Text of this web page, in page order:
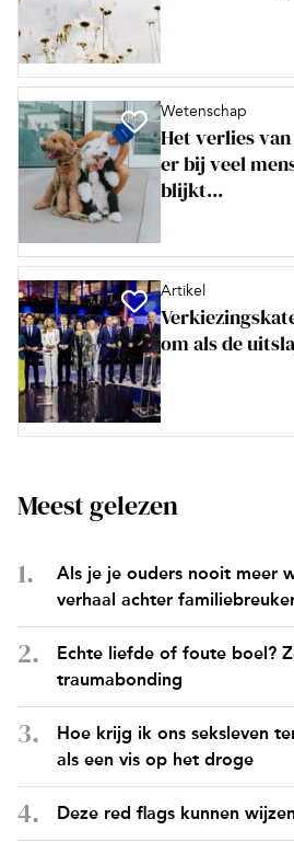
Wetenschap
Het verlies
er bij veel
blijkt...
Artikel
om als de
Meest gelezen
Als je je ouders nooit meer
verhaal achter
Echte liefde of foute boel?
traumabonding
Hoe krijg ik ons seksleven
als een vis op het droge
Deze red flags kunnen